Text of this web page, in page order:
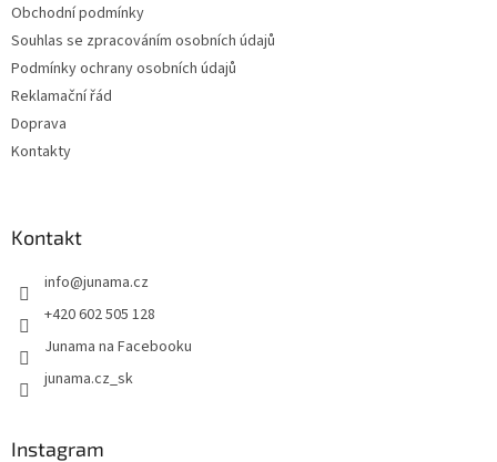
Obchodní podmínky
Souhlas se zpracováním osobních údajů
Podmínky ochrany osobních údajů
Reklamační řád
Doprava
Kontakty
Kontakt
info@junama.cz
+420 602 505 128
Junama na Facebooku
junama.cz_sk
Instagram